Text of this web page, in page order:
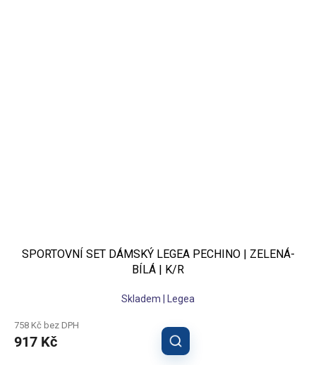
SPORTOVNÍ SET DÁMSKÝ LEGEA PECHINO | ZELENÁ-
BÍLÁ | K/R
Skladem | Legea
758 Kč bez DPH
917 Kč